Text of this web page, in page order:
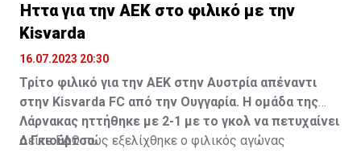
Ήττα για την ΑΕΚ στο φιλικό με την
Kisvarda
16.07.2023 20:30
Τρίτο φιλικό για την ΑΕΚ στην Αυστρία απέναντι
στην Kisvarda FC από την Ουγγαρία. Η ομάδα της
Λάρνακας ηττήθηκε με 2-1 με το γκολ να πετυχαίνει
ο Γκιούρτσο.
ΔείτεΕΔΩπώς εξελίχθηκε ο φιλικός αγώνας